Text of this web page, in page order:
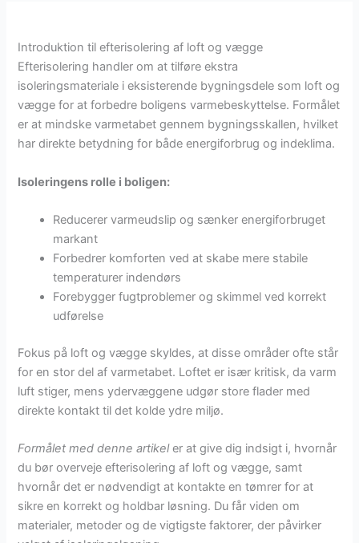
Introduktion til efterisolering af loft og vægge
Efterisolering handler om at tilføre ekstra
isoleringsmateriale i eksisterende bygningsdele som loft og
vægge for at forbedre boligens varmebeskyttelse. Formålet
er at mindske varmetabet gennem bygningsskallen, hvilket
har direkte betydning for både energiforbrug og indeklima.
Isoleringens rolle i boligen:
Reducerer varmeudslip og sænker energiforbruget
markant
Forbedrer komforten ved at skabe mere stabile
temperaturer indendørs
Forebygger fugtproblemer og skimmel ved korrekt
udførelse
Fokus på loft og vægge skyldes, at disse områder ofte står
for en stor del af varmetabet. Loftet er især kritisk, da varm
luft stiger, mens ydervæggene udgør store flader med
direkte kontakt til det kolde ydre miljø.
Formålet med denne artikeler at give dig indsigt i, hvornår
du bør overveje efterisolering af loft og vægge, samt
hvornår det er nødvendigt at kontakte en tømrer for at
sikre en korrekt og holdbar løsning. Du får viden om
materialer, metoder og de vigtigste faktorer, der påvirker